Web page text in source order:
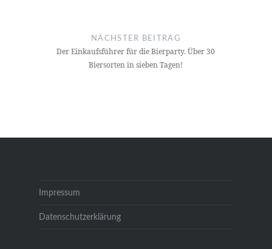
NÄCHSTER BEITRAG
Der Einkaufsführer für die Bierparty. Über 30
Biersorten in sieben Tagen!
Impressum
Datenschutzerklärung